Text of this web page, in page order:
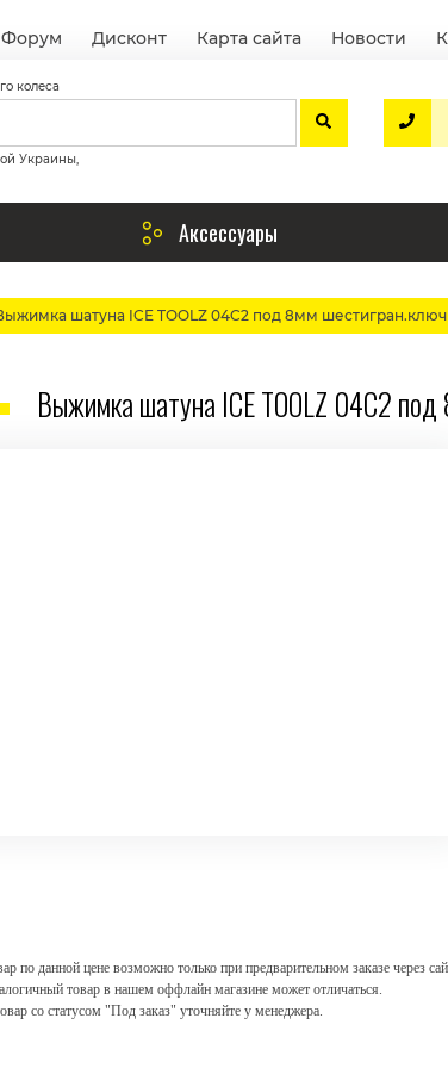
Форум Дисконт Карта сайта Новости
колеса
Украины,
Аксессуары
шатуна ICE TOOLZ 04C2 под 8мм шестигран.ключ
Выжимка шатуна ICE TOOLZ 04C2
по данной цене возможно только при предварительном заказе через
товар в нашем оффлайн магазине может отличаться.
со статусом "Под заказ" уточняйте у менеджера.